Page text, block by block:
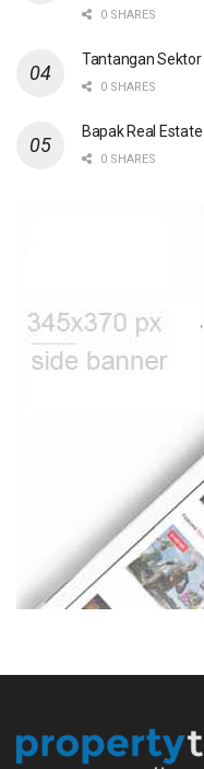
0 SHARES
Tantangan
0 SHARES
Bapak Real
0 SHARES